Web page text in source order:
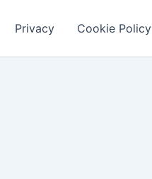
Privacy Cookie Policy